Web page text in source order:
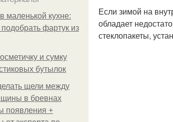
маленькой кухне:
фартук из
и сумку
бутылок
щели между
в бревнах
появления +
Если зимой на
обладает
стеклопакеты,